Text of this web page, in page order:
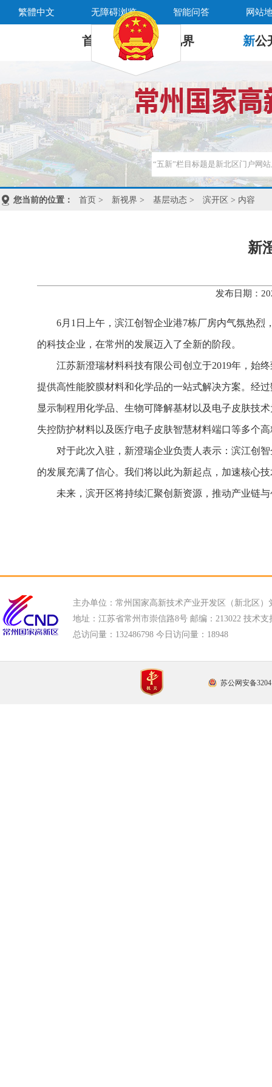
繁體中文 无障碍浏览 智能问答 网站
首 页 新 视界 新公
您当前的位置： 首页 > 新视界 > 基层动态 > 滨开区 > 内容
新
发布日期：
6月1日上午，滨江创智企业港7栋厂房内气氛热
的科技企业，在常州的发展迈入了全新的阶段。
江苏新澄瑞材料科技有限公司创立于2019年，始
提供高性能胶膜材料和化学品的一站式解决方案。经
显示制程用化学品、生物可降解基材以及电子皮肤技
失控防护材料以及医疗电子皮肤智慧材料端口等多个
对于此次入驻，新澄瑞企业负责人表示：滨江创
的发展充满了信心。我们将以此为新起点，加速核心
未来，滨开区将持续汇聚创新资源，推动产业链
主办单位：常州国家高新技术产业开发区（新北区）
地址：江苏省常州市崇信路8号 邮编：213022 技术支
总访问量： 132486798 今日访问量： 18948
苏公网安备